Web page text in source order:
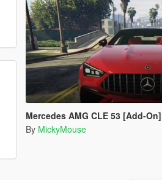
Mercedes AMG CLE 53 [Add-On]
By MickyMouse